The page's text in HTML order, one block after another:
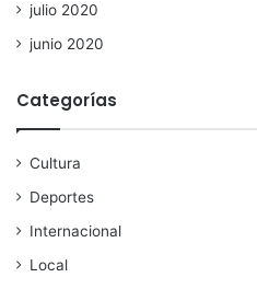
julio 2020
junio 2020
Categorías
Cultura
Deportes
Internacional
Local